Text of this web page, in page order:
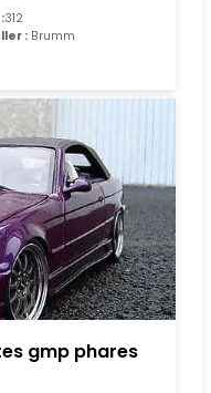
312
: Brumm
gmp phares